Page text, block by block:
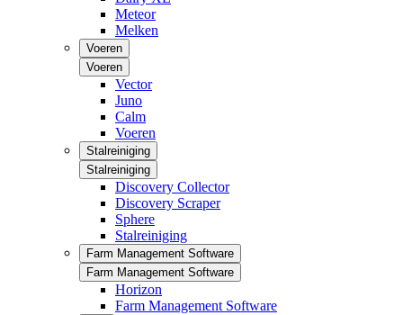
Meteor
Melken
Voeren
Voeren
Vector
Juno
Calm
Voeren
Stalreiniging
Stalreiniging
Discovery Collector
Discovery Scraper
Sphere
Stalreiniging
Farm Management Software
Farm Management Software
Horizon
Farm Management Software